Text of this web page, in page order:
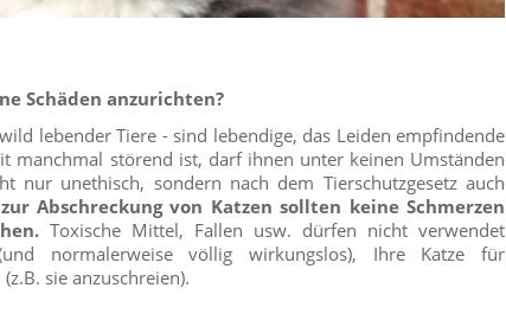
Schäden anzurichten?
lebender Tiere - sind lebendige, das Leiden empfindende
manchmal störend ist, darf ihnen unter keinen Umständen
nur unethisch, sondern nach dem Tierschutzgesetz auch
Abschreckung von Katzen sollten keine Schmerzen
Toxische Mittel, Fallen usw. dürfen nicht verwendet
normalerweise völlig wirkungslos), Ihre Katze für
sie anzuschreien).